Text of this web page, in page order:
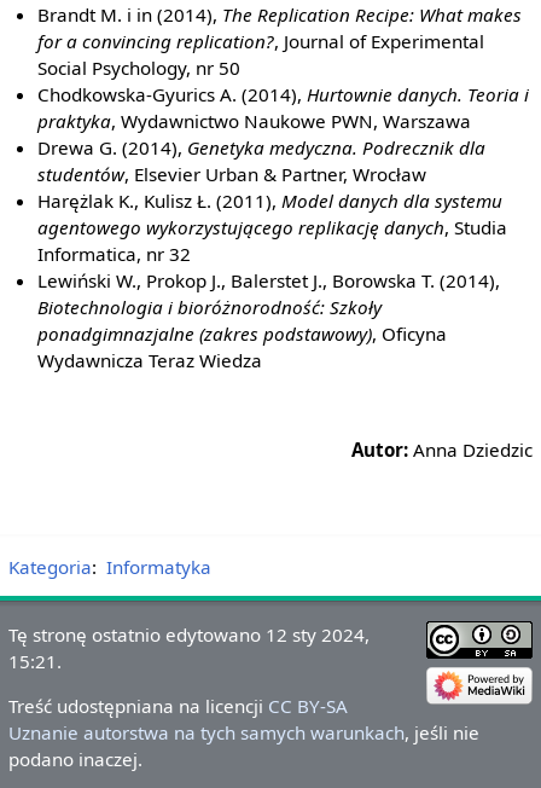
Brandt M. i in (2014), The Replication Recipe: What makes
for a convincing replication?, Journal of Experimental
Social Psychology, nr 50
Chodkowska-Gyurics A. (2014), Hurtownie danych. Teoria i
praktyka, Wydawnictwo Naukowe PWN, Warszawa
Drewa G. (2014), Genetyka medyczna. Podrecznik dla
studentów, Elsevier Urban & Partner, Wrocław
Harężlak K., Kulisz Ł. (2011), Model danych dla systemu
agentowego wykorzystującego replikację danych, Studia
Informatica, nr 32
Lewiński W., Prokop J., Balerstet J., Borowska T. (2014),
Biotechnologia i bioróżnorodność: Szkoły
ponadgimnazjalne (zakres podstawowy), Oficyna
Wydawnicza Teraz Wiedza
Autor: Anna Dziedzic
Kategoria: Informatyka
Tę stronę ostatnio edytowano 12 sty 2024,
15:21.
Treść udostępniana na licencji CC BY-SA
Uznanie autorstwa na tych samych warunkach, jeśli nie
podano inaczej.